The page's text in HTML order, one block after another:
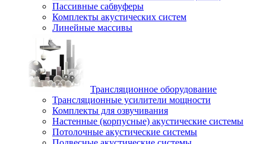
Пассивные сабвуферы
Комплекты акустических систем
Линейные массивы
Трансляционное оборудование
Трансляционные усилители мощности
Комплекты для озвучивания
Настенные (корпусные) акустические системы
Потолочные акустические системы